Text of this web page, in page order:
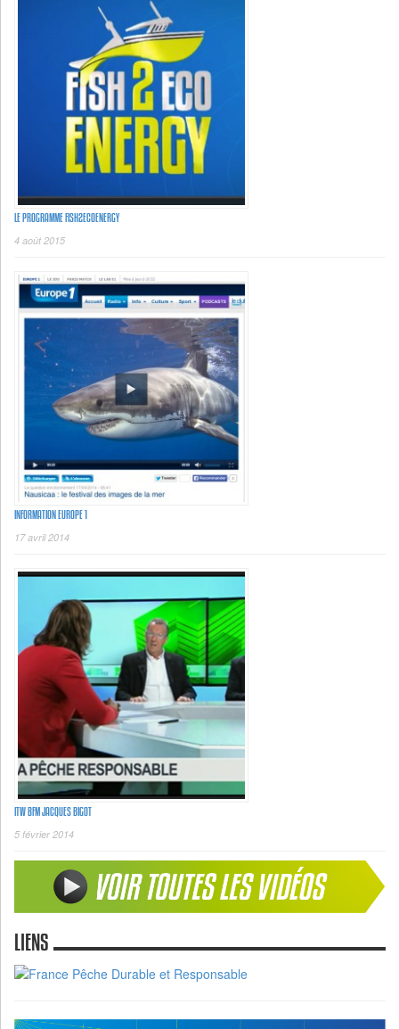
LE PROGRAMME FISH2ECOENERGY
4 août 2015
INFORMATION EUROPE 1
17 avril 2014
ITW BFM JACQUES BIGOT
5 février 2014
LIENS